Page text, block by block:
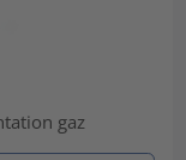
gaz